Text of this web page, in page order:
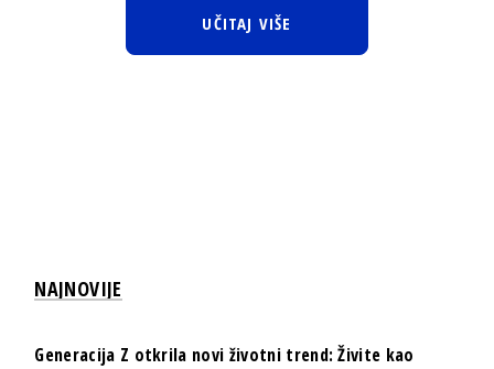
UČITAJ VIŠE
NAJNOVIJE
Generacija Z otkrila novi životni trend: Živite kao